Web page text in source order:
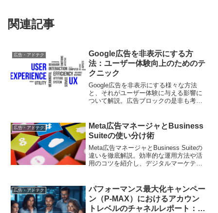
関連記事
広告・アドテク
Google広告を非表示にする方
法：ユーザー体験向上のためのテ
クニック
Google広告を非表示にする様々な方法
と、それがユーザー体験に与える影響に
ついて解説。広告ブロックの是非も考察
広告・アドテク
Meta広告マネージャとBusiness
Suiteの使い分け術
Meta広告マネージャとBusiness Suiteの
違いを徹底解説。効率的な運用方法や活
用のコツを紹介し、デジタルマーケティ
広告・アドテク
パフォーマンス最大化キャンペー
ン（P-MAX）におけるアカウン
トレベルのチャネルレポート：統